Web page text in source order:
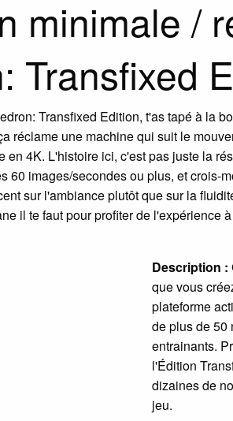
minimale /
Transfixed
Transfixed Edition, t'as tapé à la
réclame une machine qui suit le
4K. L'histoire ici, c'est pas juste la
60 images/secondes ou plus, et
sur l'ambiance plutôt que sur la
il te faut pour profiter de l'expérience
Description :
que vous
plateforme
de plus de 50
entrainants.
l'Édition
dizaines de
jeu.